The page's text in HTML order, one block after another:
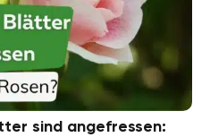
sind angefressen: